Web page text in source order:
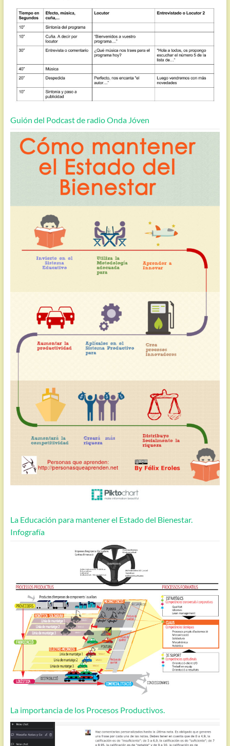
Guión del Podcast de radio Onda Jóven
La Educación para mantener el Estado del Bienestar.
Infografía
La importancia de los Procesos Productivos.